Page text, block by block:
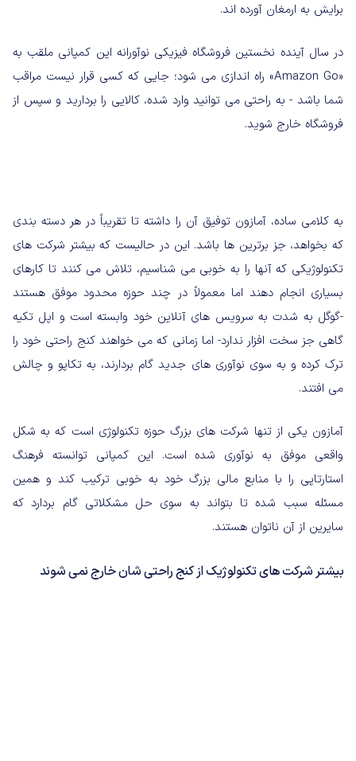
برایش به ارمغان آورده اند.
در سال آینده نخستین فروشگاه فیزیکی نوآورانه این کمپانی ملقب به
«Amazon Go» راه اندازی می شود؛ جایی که کسی قرار نیست مراقب
شما باشد - به راحتی می توانید وارد شده، کالایی را بردارید و سپس از
فروشگاه خارج شوید.
به کلامی ساده، آمازون توفیق آن را داشته تا تقریباً در هر دسته بندی
که بخواهد، جز برترین ها باشد. این در حالیست که بیشتر شرکت های
تکنولوژیکی که آنها را به خوبی می شناسیم، تلاش می کنند تا کارهای
بسیاری انجام دهند اما معمولاً در چند حوزه محدود موفق هستند
-گوگل به شدت به سرویس های آنلاین خود وابسته است و اپل تکیه
گاهی جز سخت افزار ندارد- اما زمانی که می خواهند کنج راحتی خود را
ترک کرده و به سوی نوآوری های جدید گام بردارند، به تکاپو و چالش
می افتند.
آمازون یکی از تنها شرکت های بزرگ حوزه تکنولوژی است که به شکل
واقعی موفق به نوآوری شده است. این کمپانی توانسته فرهنگ
استارتاپی را با منابع مالی بزرگ خود به خوبی ترکیب کند و همین
مسئله سبب شده تا بتواند به سوی حل مشکلاتی گام بردارد که
سایرین از آن ناتوان هستند.
بیشتر شرکت های تکنولوژیک از کنج راحتی شان خارج نمی شوند